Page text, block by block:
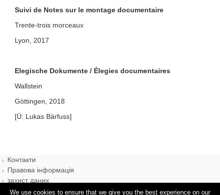
Suivi de Notes sur le montage documentaire
Trente-trois morceaux
Lyon, 2017
Elegische Dokumente / Élegies documentaires
Wallstein
Göttingen, 2018
[Ü: Lukas Bärfuss]
Контакти
Правова інформація
захист даних
We use cookies to ensure that we give you the best experience on our